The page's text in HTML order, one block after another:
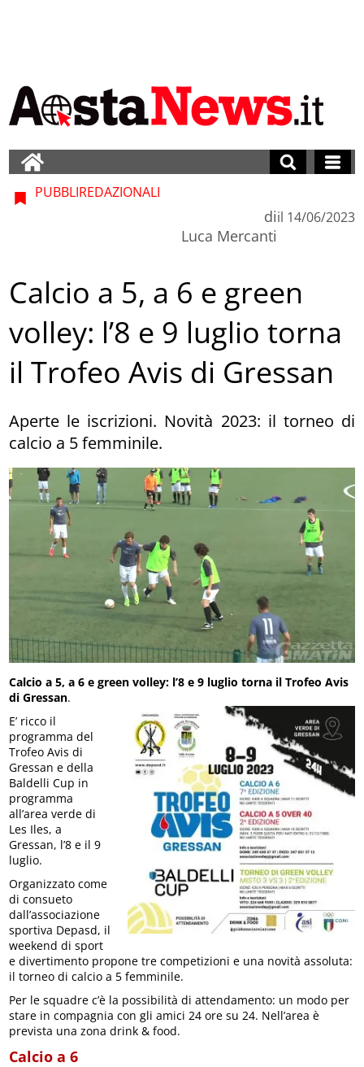
PUBBLIREDAZIONALI
di
Luca Mercanti
il 14/06/2023
Calcio a 5, a 6 e green
volley: l’8 e 9 luglio torna
il Trofeo Avis di Gressan
Aperte le iscrizioni. Novità 2023: il torneo di
calcio a 5 femminile.
Calcio a 5, a 6 e green volley: l’8 e 9 luglio torna il Trofeo Avis
di Gressan.
E’ ricco il
programma del
Trofeo Avis di
Gressan e della
Baldelli Cup in
programma
all’area verde di
Les Iles, a
Gressan, l’8 e il 9
luglio.
Organizzato come
di consueto
dall’associazione
sportiva Depasd, il
weekend di sport
e divertimento propone tre competizioni e una novità assoluta:
il torneo di calcio a 5 femminile.
Per le squadre c’è la possibilità di attendamento: un modo per
stare in compagnia con gli amici 24 ore su 24. Nell’area è
prevista una zona drink & food.
Calcio a 6